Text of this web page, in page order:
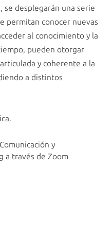
se desplegarán una serie
permitan conocer nuevas
al conocimiento y la
pueden otorgar
y coherente a la
a distintos
y
a través de Zoom